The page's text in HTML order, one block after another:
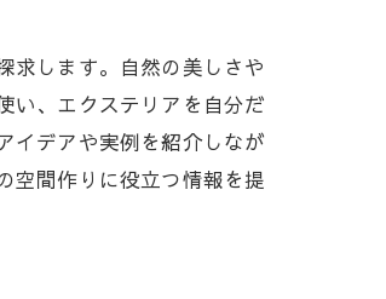
求します。自然の美しさや
い、エクステリアを自分だ
イデアや実例を紹介しなが
空間作りに役立つ情報を提